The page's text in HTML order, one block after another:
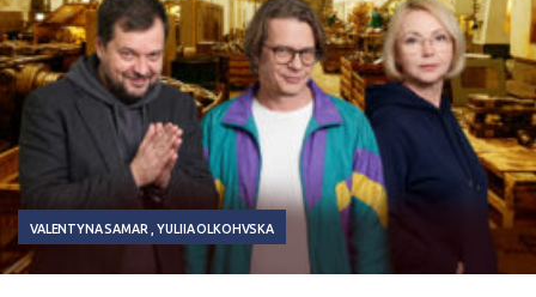
VALENTYNA SAMAR YULIIA OLKOHVSKA